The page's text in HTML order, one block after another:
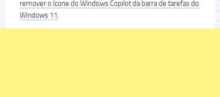
remover o ícone do Windows Copilot da barra de tarefas do
Windows 11.